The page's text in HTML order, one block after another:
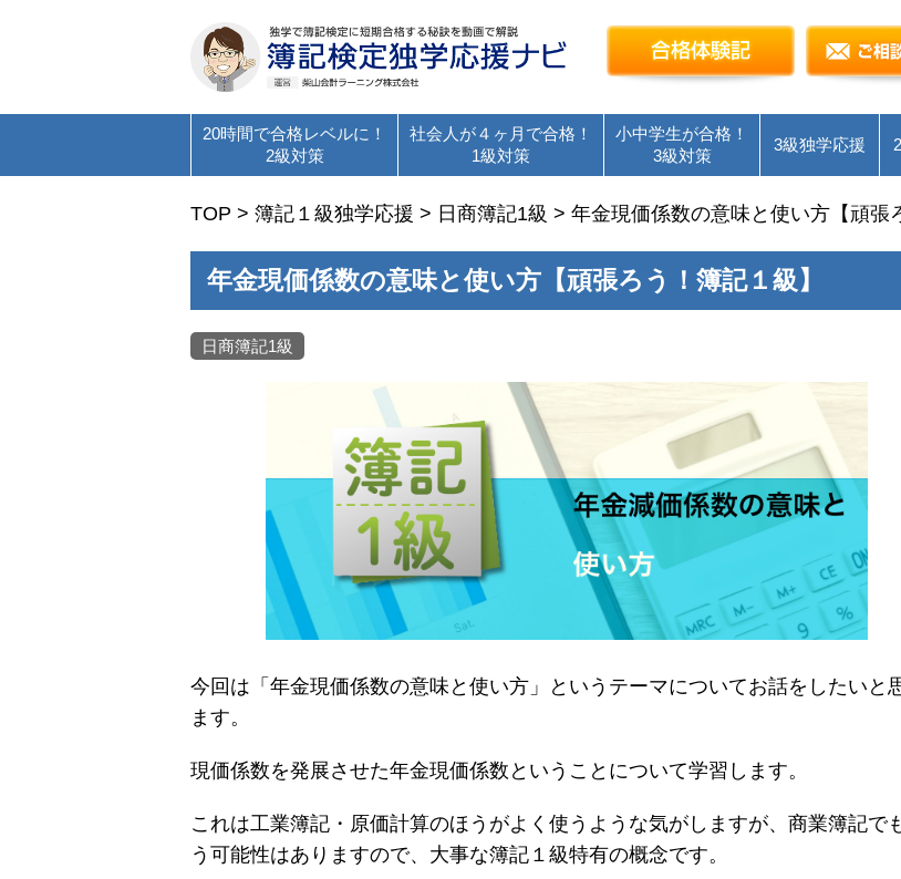
簿記検定独学応援～簿記１級・２級
合格体験記
20時間で合格レベルに！
2級対策
社会人が４ヶ月で合格！
1級対策
小中学生が合格！
3級対策
3級独学応援
TOP > 簿記１級独学応援 > 日商簿記1級 > 年金現価係数の意味と使い方【頑張
年金現価係数の意味と使い方【頑張ろう！簿記１級】
日商簿記1級
今回は「年金現価係数の意味と使い方」というテーマについてお話をしたいと
ます。
現価係数を発展させた年金現価係数ということについて学習します。
これは工業簿記・原価計算のほうがよく使うような気がしますが、商業簿記で
う可能性はありますので、大事な簿記１級特有の概念です。